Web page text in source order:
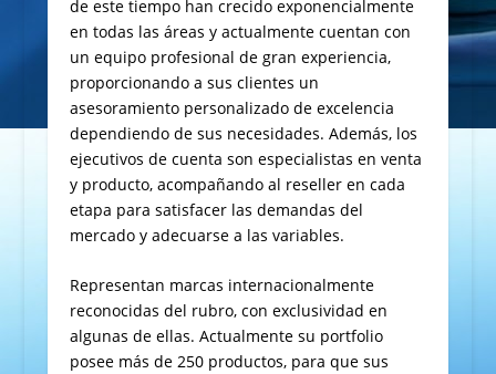
de este tiempo han crecido exponencialmente
en todas las áreas y actualmente cuentan con
un equipo profesional de gran experiencia,
proporcionando a sus clientes un
asesoramiento personalizado de excelencia
dependiendo de sus necesidades. Además, los
ejecutivos de cuenta son especialistas en venta
y producto, acompañando al reseller en cada
etapa para satisfacer las demandas del
mercado y adecuarse a las variables.
Representan marcas internacionalmente
reconocidas del rubro, con exclusividad en
algunas de ellas. Actualmente su portfolio
posee más de 250 productos, para que sus